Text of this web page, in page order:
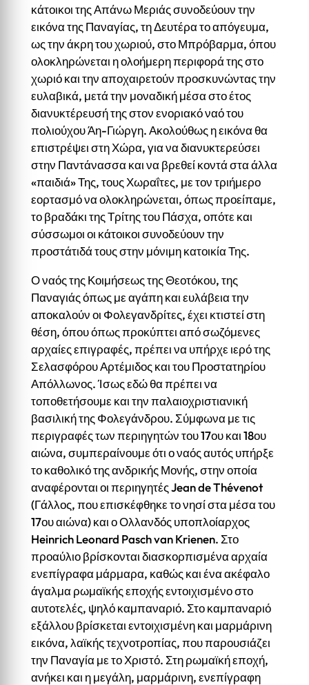
κάτοικοι της Απάνω Μεριάς συνοδεύουν την
εικόνα της Παναγίας, τη Δευτέρα το απόγευμα,
ως την άκρη του χωριού, στο Μπρόβαρμα, όπου
ολοκληρώνεται η ολοήμερη περιφορά της στο
χωριό και την αποχαιρετούν προσκυνώντας την
ευλαβικά, μετά την μοναδική μέσα στο έτος
διανυκτέρευσή της στον ενοριακό ναό του
πολιούχου Άη-Γιώργη. Ακολούθως η εικόνα θα
επιστρέψει στη Χώρα, για να διανυκτερεύσει
στην Παντάνασσα και να βρεθεί κοντά στα άλλα
«παιδιά» Της, τους Χωραΐτες, με τον τριήμερο
εορτασμό να ολοκληρώνεται, όπως προείπαμε,
το βραδάκι της Τρίτης του Πάσχα, οπότε και
σύσσωμοι οι κάτοικοι συνοδεύουν την
προστάτιδά τους στην μόνιμη κατοικία Της.
Ο ναός της Κοιμήσεως της Θεοτόκου, της
Παναγιάς όπως με αγάπη και ευλάβεια την
αποκαλούν οι Φολεγανδρίτες, έχει κτιστεί στη
θέση, όπου όπως προκύπτει από σωζόμενες
αρχαίες επιγραφές, πρέπει να υπήρχε ιερό της
Σελασφόρου Αρτέμιδος και του Προστατηρίου
Απόλλωνος. Ίσως εδώ θα πρέπει να
τοποθετήσουμε και την παλαιοχριστιανική
βασιλική της Φολεγάνδρου. Σύμφωνα με τις
περιγραφές των περιηγητών του 17ου και 18ου
αιώνα, συμπεραίνουμε ότι ο ναός αυτός υπήρξε
το καθολικό της ανδρικής Μονής, στην οποία
αναφέρονται οι περιηγητές Jean de Thévenot
(Γάλλος, που επισκέφθηκε το νησί στα μέσα του
17ου αιώνα) και ο Ολλανδός υποπλοίαρχος
Heinrich Leonard Pasch van Krienen. Στο
προαύλιο βρίσκονται διασκορπισμένα αρχαία
ενεπίγραφα μάρμαρα, καθώς και ένα ακέφαλο
άγαλμα ρωμαϊκής εποχής εντοιχισμένο στο
αυτοτελές, ψηλό καμπαναριό. Στο καμπαναριό
εξάλλου βρίσκεται εντοιχισμένη και μαρμάρινη
εικόνα, λαϊκής τεχνοτροπίας, που παρουσιάζει
την Παναγία με το Χριστό. Στη ρωμαϊκή εποχή,
ανήκει και η μεγάλη, μαρμάρινη, ενεπίγραφη